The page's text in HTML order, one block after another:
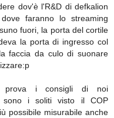
dov'è l'R&D di defkalion
faranno lo streaming
fuori, la porta del cortile
la porta di ingresso col
faccia da culo di suonare
i consigli di noi
sono i soliti visto il COP
possibile misurabile anche